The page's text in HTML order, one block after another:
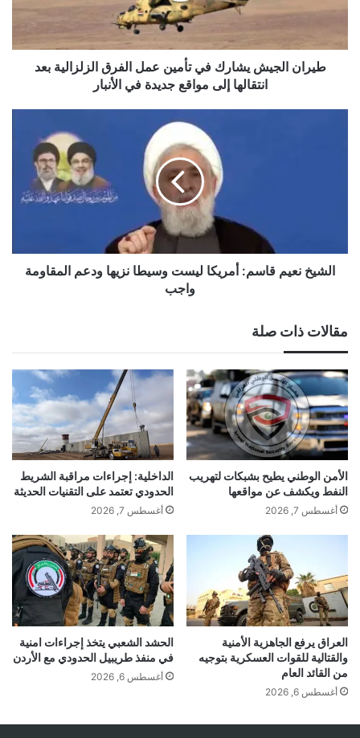
الفرق
بعد
انتقالهاطيران الجيش يشارك في تأمين عمل الفرق الزلزالية بعد
انتقالها إلى مواقع جديدة في الأنبار
المقاومة
واجبالشيخ نعيم قاسم: أمريكا ليست وسيطا نزيها ودعم المقاومة
واجب
مقالات ذات صلة
الأمن الوطني يطيح بشبكات لتهريب
النفط ويكشف عن مواقعها
أغسطس 7, 2026
الداخلية: إجراءات مراقبة الشريط
الحدودي تعتمد على التقنيات الحديثة
أغسطس 7, 2026
العراق يرفع الجاهزية الأمنية
والقتالية للقوات العسكرية بتوجيه
من القائد العام
أغسطس 6, 2026
الحشد الشعبي يتخذ إجراءات امنية
في منفذ طريبيل الحدودي مع الأردن
أغسطس 6, 2026